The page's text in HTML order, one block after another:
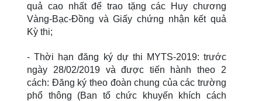
quả cao nhất để trao tặng các Huy chương
Vàng-Bạc-Đồng và Giấy chứng nhận kết quả
Kỳ thi;
- Thời hạn đăng ký dự thi MYTS-2019: trước
ngày 28/02/2019 và được tiến hành theo 2
cách: Đăng ký theo đoàn chung của các trường
phổ thông (Ban tổ chức khuyến khích cách